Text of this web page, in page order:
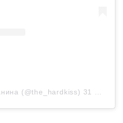
(@the_hardkiss) 31 Май 2020 в 1:19 PDT